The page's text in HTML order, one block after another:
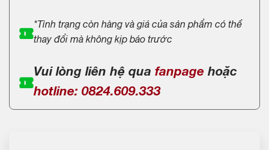
*Tình trạng còn hàng và giá của sản phẩm có thể
thay đổi mà không kịp báo trước
Vui lòng liên hệ qua fanpage hoặc
hotline: 0824.609.333